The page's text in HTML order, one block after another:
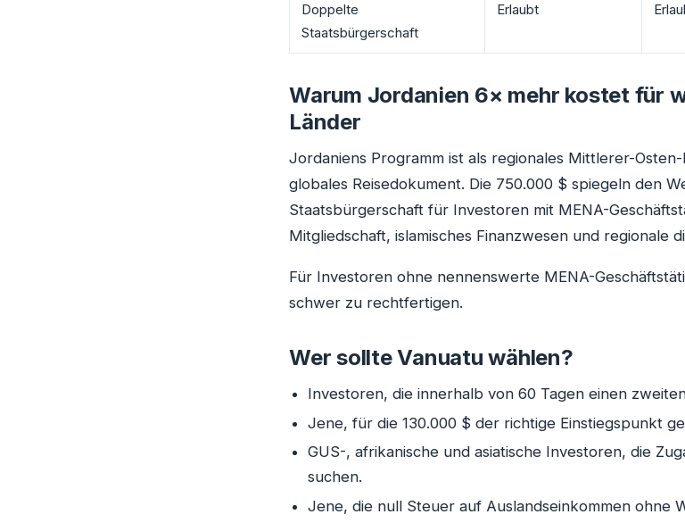
Doppelte
Staatsbürgerschaft
Erlaubt
Warum Jordanien 6× mehr kostet für
Länder
Jordaniens Programm ist als regionales Mittlerer-
globales Reisedokument. Die 750.000 $ spiegeln den
Staatsbürgerschaft für Investoren mit MENA-
Mitgliedschaft, islamisches Finanzwesen und regionale
Für Investoren ohne nennenswerte MENA-
schwer zu rechtfertigen.
Wer sollte Vanuatu wählen?
Investoren, die innerhalb von 60 Tagen einen
Jene, für die 130.000 $ der richtige Einstiegspunkt
GUS-, afrikanische und asiatische Investoren, die
suchen.
Jene, die null Steuer auf Auslandseinkommen ohne